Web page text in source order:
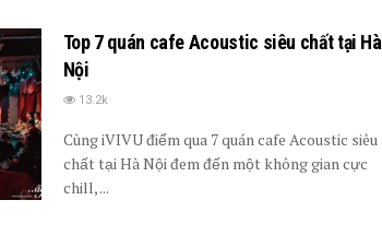
Top 7 quán cafe Acoustic siêu chất tại Hà
Nội
13.2k
Cùng iVIVU điểm qua 7 quán cafe Acoustic siêu
chất tại Hà Nội đem đến một không gian cực
chill, ...